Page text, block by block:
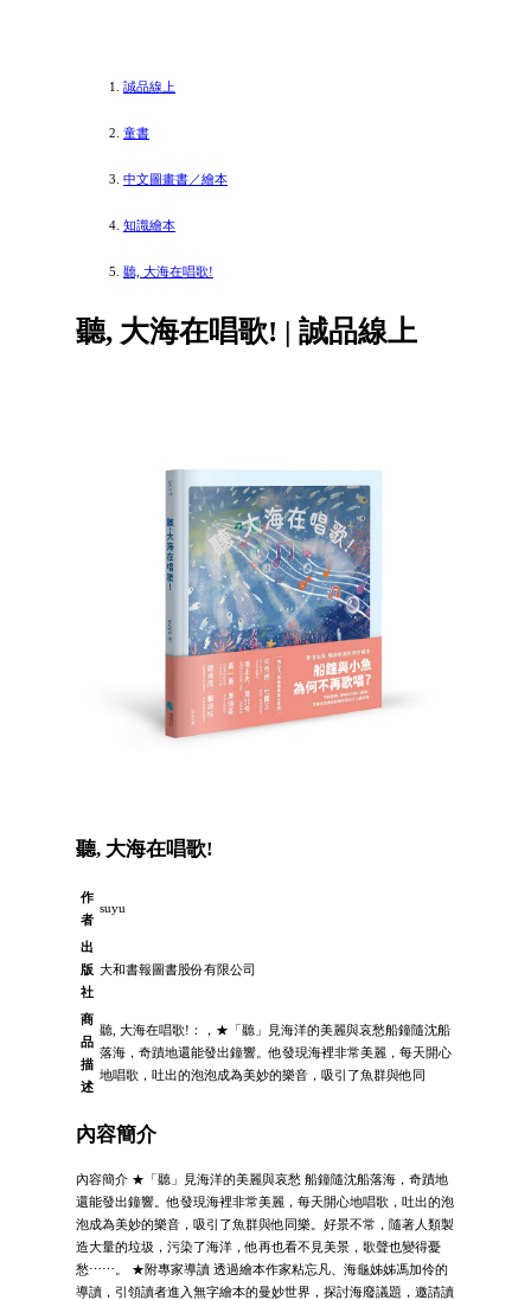
誠品線上
童書
中文圖畫書／繪本
知識繪本
聽, 大海在唱歌!
聽, 大海在唱歌! | 誠品線上
聽, 大海在唱歌!
作
者
suyu
出
版
社
大和書報圖書股份有限公司
商
品
描
述
聽, 大海在唱歌!：，★「聽」見海洋的美麗與哀愁船鐘隨沈船
落海，奇蹟地還能發出鐘響。他發現海裡非常美麗，每天開心
地唱歌，吐出的泡泡成為美妙的樂音，吸引了魚群與他同
內容簡介
內容簡介 ★「聽」見海洋的美麗與哀愁 船鐘隨沈船落海，奇蹟地
還能發出鐘響。他發現海裡非常美麗，每天開心地唱歌，吐出的泡
泡成為美妙的樂音，吸引了魚群與他同樂。好景不常，隨著人類製
造大量的垃圾，污染了海洋，他再也看不見美景，歌聲也變得憂
愁⋯⋯。 ★附專家導讀 透過繪本作家粘忘凡、海龜姊姊馮加伶的
導讀，引領讀者進入無字繪本的曼妙世界，探討海廢議題，邀請讀